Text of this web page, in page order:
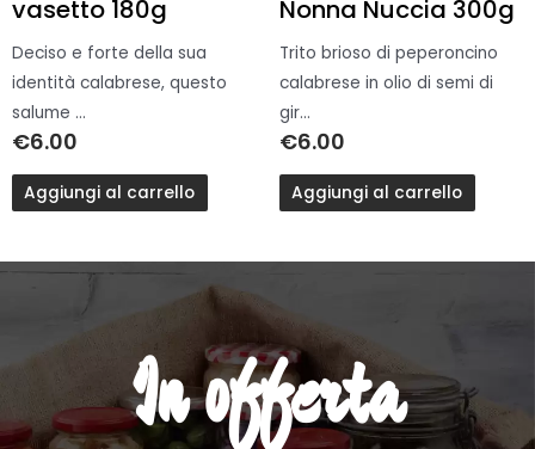
vasetto 180g
Deciso e forte della sua
identità calabrese, questo
salume ...
€6.00
Aggiungi al carrello
Nonna Nuccia 300g
Trito brioso di peperoncino
calabrese in olio di semi di
gir...
€6.00
Aggiungi al carrello
In offerta